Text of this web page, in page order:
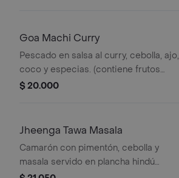
Goa Machi Curry
Pescado en salsa al curry, cebolla, ajo,
coco y especias. (contiene frutos
secos)
$ 20.000
Jheenga Tawa Masala
Camarón con pimentón, cebolla y
masala servido en plancha hindú